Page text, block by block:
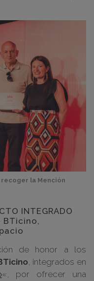
la Mención
INTEGRADO
BTicino,
de honor a los
, integrados en
«, por ofrecer una